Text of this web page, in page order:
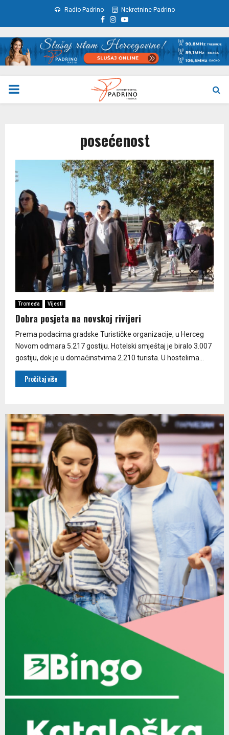
Radio Padrino Nekretnine Padrino
Facebook
Instagram
Youtube
PRIMARY
posećenost
Tromeđa Vijesti
Dobra posjeta na novskoj rivijeri
Prema podacima gradske Turističke organizacije, u Herceg
Novom odmara 5.217 gostiju. Hotelski smještaj je biralo 3.007
gostiju, dok je u domaćinstvima 2.210 turista. U hostelima...
Pročitaj više